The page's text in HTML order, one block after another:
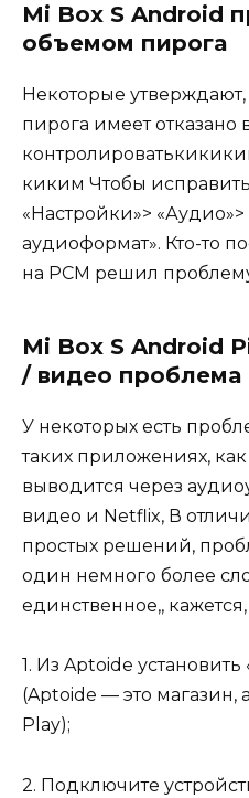
Mi Box S Android
объемом пирога
Некоторые
пирога имеет отказано
киким Чтобы
«Настройки»>
аудиоформат». Кто-то
на PCM решил
Mi Box S Android
/ видео проблема
У некоторых есть
таких приложениях,
выводится через
видео и Netflix, В
простых решений,
один немного более
единственное,, кажется,
1. Из Aptoide
(Aptoide — это магазин,
Play);
2. Подключите